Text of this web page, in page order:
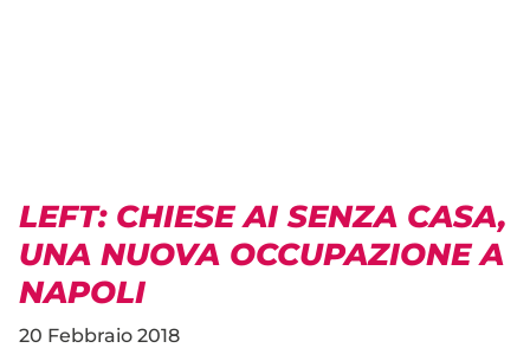
LEFT: CHIESE AI SENZA CASA,
UNA NUOVA OCCUPAZIONE A
NAPOLI
20 Febbraio 2018